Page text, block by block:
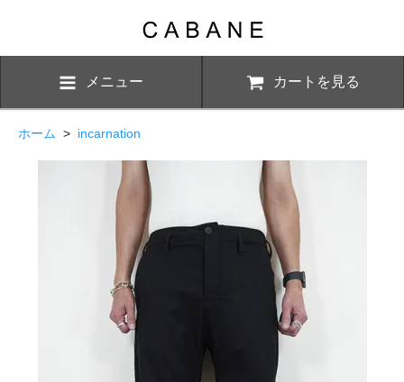
メニュー カートを見る
ホーム > incarnation